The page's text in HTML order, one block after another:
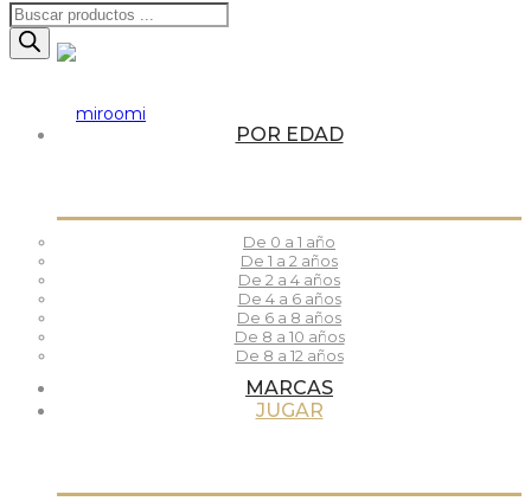
Búsqueda
de
productos
POR EDAD
De 0 a 1 año
De 1 a 2 años
De 2 a 4 años
De 4 a 6 años
De 6 a 8 años
De 8 a 10 años
De 8 a 12 años
MARCAS
JUGAR